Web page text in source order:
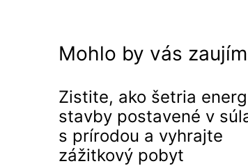
Mohlo by vás
Zistite, ako šetria
stavby postavené v
s prírodou a vyhrajte
zážitkový pobyt